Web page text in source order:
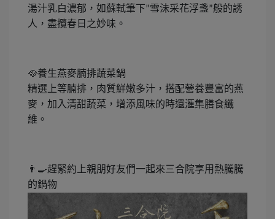
湯汁乳白濃郁，如蘇軾筆下”雪沬采花浮盞”般的誘
人，盡攬春日之妙味。
🥘養生燕麥腩排蔬菜鍋
精選上等腩排，肉質鮮嫩多汁，搭配營養豐富的燕
麥，加入清甜蔬菜，增添風味的時還滙集膳食纖
維。
👨 🍳趕緊約上親朋好友們一起來三合院享用熱騰騰
的鍋物